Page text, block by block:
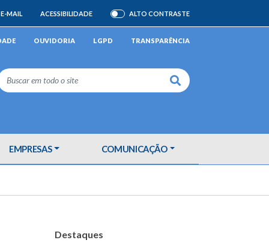
E-MAIL ACESSIBILIDADE ATIVAR/DESATIVAR
ALTO CONTRASTE
OUVIDORIA LGPD TRANSPARÊNCIA
Buscar
EMPRESAS COMUNICAÇÃO
Destaques